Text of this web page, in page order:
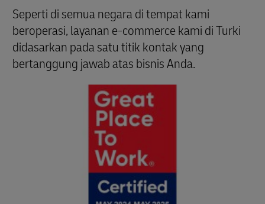
Seperti di semua negara di tempat kami
beroperasi, layanan e-commerce kami di Turki
didasarkan pada satu titik kontak yang
bertanggung jawab atas bisnis Anda.